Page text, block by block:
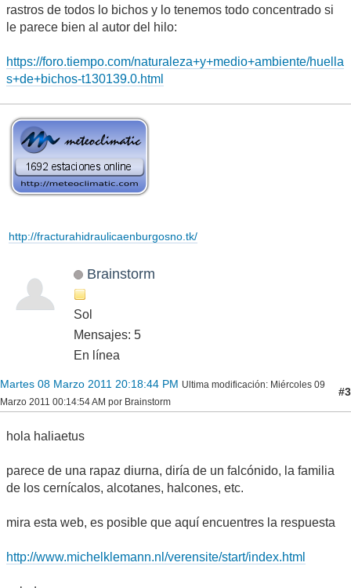
rastros de todos lo bichos y lo tenemos todo concentrado si
le parece bien al autor del hilo:
https://foro.tiempo.com/naturaleza+y+medio+ambiente/huella
s+de+bichos-t130139.0.html
http://fracturahidraulicaenburgosno.tk/
Brainstorm
Sol
Mensajes: 5
En línea
Martes 08 Marzo 2011 20:18:44 PM Ultima modificación: Miércoles 09
Marzo 2011 00:14:54 AM por Brainstorm
#3
hola haliaetus
parece de una rapaz diurna, diría de un falcónido, la familia
de los cernícalos, alcotanes, halcones, etc.
mira esta web, es posible que aquí encuentres la respuesta
http://www.michelklemann.nl/verensite/start/index.html